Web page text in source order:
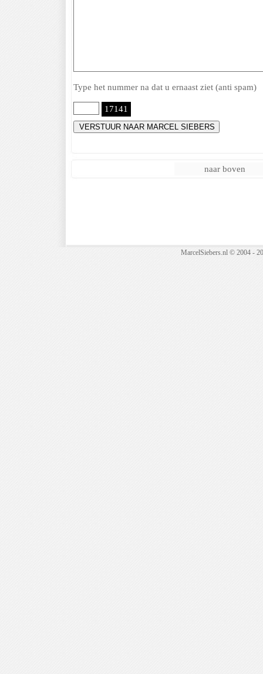
Type het nummer na dat u ernaast ziet (anti spam)
17141
naar boven
MarcelSiebers.nl © 2004 -